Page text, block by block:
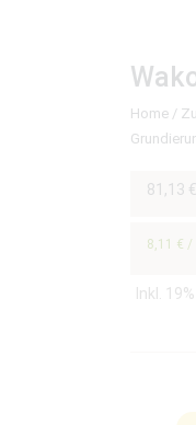
Home/
81,13 €
8,11 € /
Inkl.